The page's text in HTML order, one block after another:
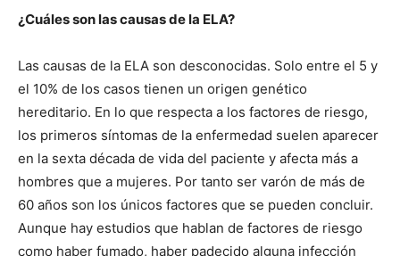
¿Cuáles son las causas de la ELA?
Las causas de la ELA son desconocidas. Solo entre el 5 y
el 10% de los casos tienen un origen genético
hereditario. En lo que respecta a los factores de riesgo,
los primeros síntomas de la enfermedad suelen aparecer
en la sexta década de vida del paciente y afecta más a
hombres que a mujeres. Por tanto ser varón de más de
60 años son los únicos factores que se pueden concluir.
Aunque hay estudios que hablan de factores de riesgo
como haber fumado, haber padecido alguna infección